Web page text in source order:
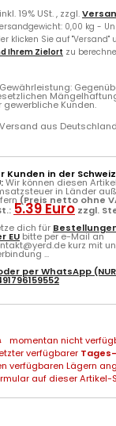
inkl. 19% USt. , zzgl.
0,00 kg -
klicken Sie auf "Versand"
Ihrem Zielort zu
Gewährleistung:
gewerbliche Kunden.
Versand aus
Kunden in der
Wir können diesen
in Länder
(Preis netto ohne
5.39 Euro zzgl.
dich für
EU bitte per e-Mail an
kurz mit
...
perWhatsApp
momentan nicht
verfügbarer
verfügbaren Lägern
auf dieser Artikel-